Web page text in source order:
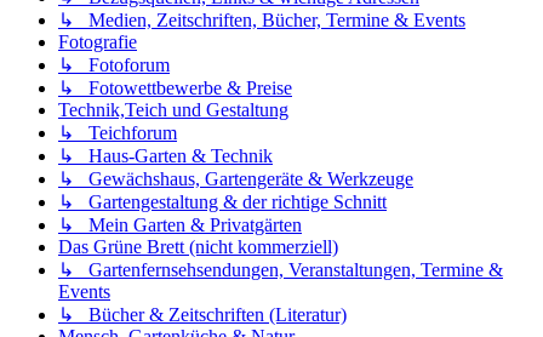
↳ Medien, Zeitschriften, Bücher, Termine & Events
Fotografie
↳ Fotoforum
↳ Fotowettbewerbe & Preise
Technik,Teich und Gestaltung
↳ Teichforum
↳ Haus-Garten & Technik
↳ Gewächshaus, Gartengeräte & Werkzeuge
↳ Gartengestaltung & der richtige Schnitt
↳ Mein Garten & Privatgärten
Das Grüne Brett (nicht kommerziell)
↳ Gartenfernsehsendungen, Veranstaltungen, Termine &
Events
↳ Bücher & Zeitschriften (Literatur)